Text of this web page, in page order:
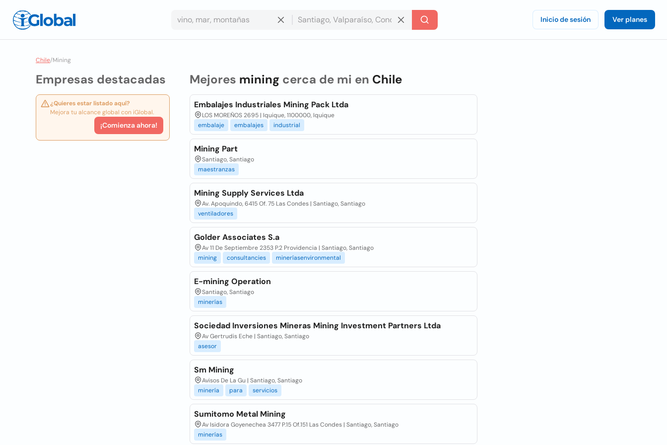
Inicio de sesión Ver planes
Chile/Mining
Empresas destacadas
¿Quieres estar listado aquí?
Mejora tu alcance global con iGlobal.
¡Comienza ahora!
Mejores miningcerca de mi en Chile
Embalajes Industriales Mining Pack Ltda
LOS MOREÑOS 2695 | Iquique, 1100000, Iquique
embalaje
embalajes industrial
Mining Part
Santiago, Santiago
maestranzas
Mining Supply Services Ltda
Av. Apoquindo, 6415 Of. 75 Las Condes | Santiago, Santiago
ventiladores
Golder Associates S.a
Av 11 De Septiembre 2353 P.2 Providencia | Santiago, Santiago
mining
consultancies mineríasenvironmental
E-mining Operation
Santiago, Santiago
minerías
Sociedad Inversiones Mineras Mining Investment Partners Ltda
Av Gertrudis Eche | Santiago, Santiago
asesor
Sm Mining
Avisos De La Gu | Santiago, Santiago
minería
para servicios
Sumitomo Metal Mining
Av Isidora Goyenechea 3477 P.15 Of.151 Las Condes | Santiago, Santiago
minerías